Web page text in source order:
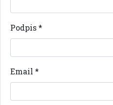
Podpis*
Email *